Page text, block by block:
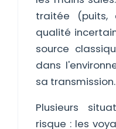
traitée (puits,
qualité
source
dans
sa transmission.
Plusieurs
risque : les